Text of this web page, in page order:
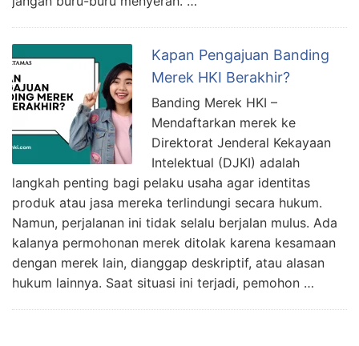
Kapan Pengajuan Banding
Merek HKI Berakhir?
Banding Merek HKI –
Mendaftarkan merek ke
Direktorat Jenderal Kekayaan
Intelektual (DJKI) adalah
langkah penting bagi pelaku usaha agar identitas
produk atau jasa mereka terlindungi secara hukum.
Namun, perjalanan ini tidak selalu berjalan mulus. Ada
kalanya permohonan merek ditolak karena kesamaan
dengan merek lain, dianggap deskriptif, atau alasan
hukum lainnya. Saat situasi ini terjadi, pemohon …